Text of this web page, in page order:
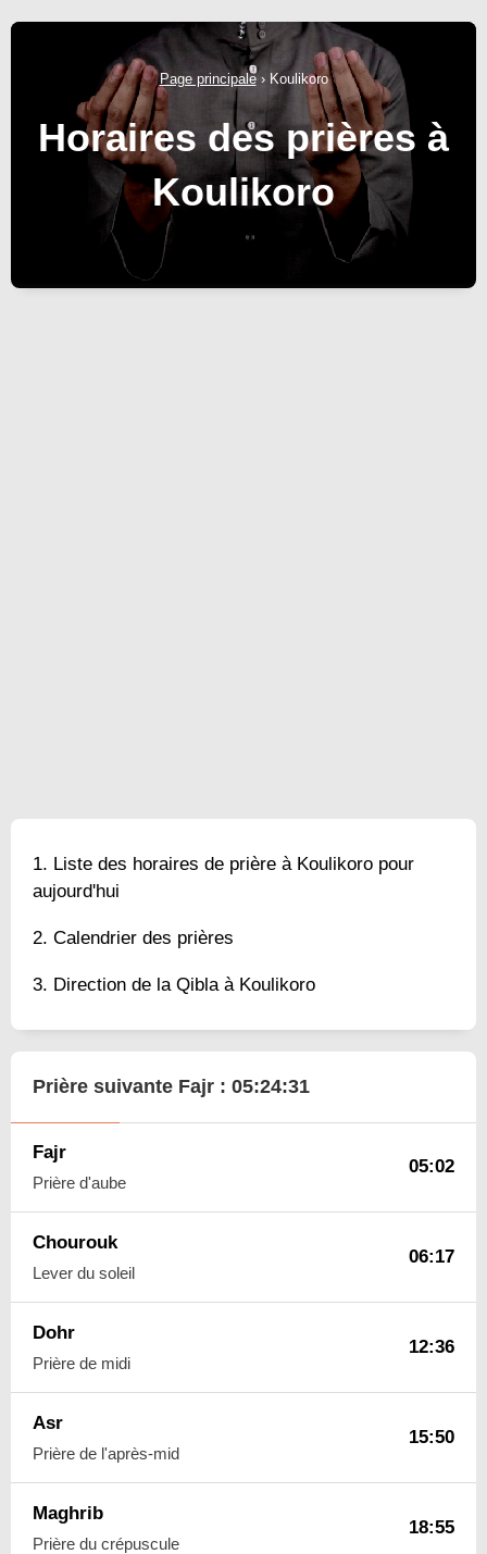
Page principale› Koulikoro
Horaires des prières à
Koulikoro
Liste des horaires de prière à Koulikoro pour
aujourd'hui
Calendrier des prières
Direction de la Qibla à Koulikoro
Prière suivante Fajr : 05:24:31
Fajr
Prière d'aube
05:02
Chourouk
Lever du soleil
06:17
Dohr
Prière de midi
12:36
Asr
Prière de l'après-mid
15:50
Maghrib
Prière du crépuscule
18:55